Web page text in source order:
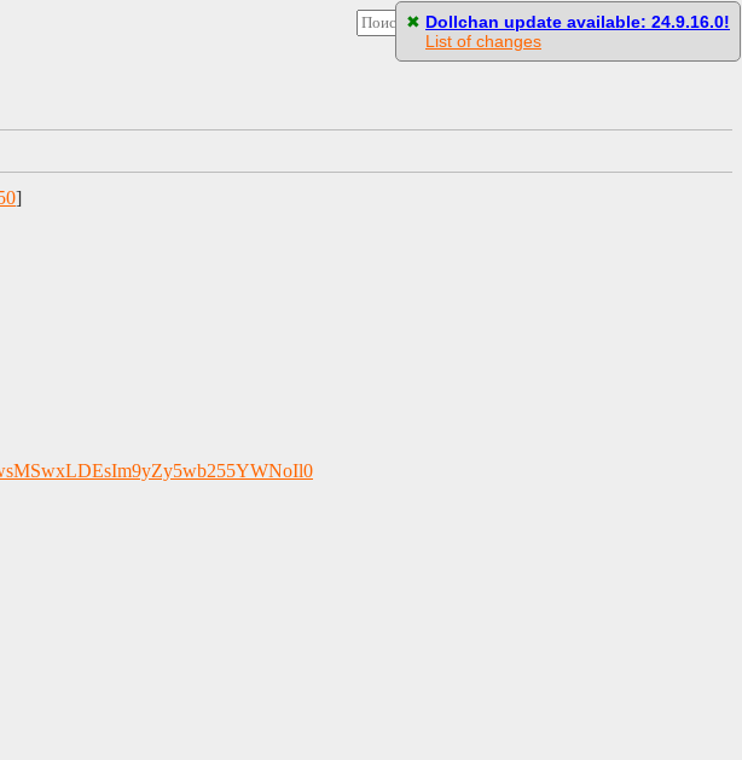
[Пасскод]
[Настройки]
[Стили]
✖ Dollchan update available: 24.9.16.0!
List of changes
]